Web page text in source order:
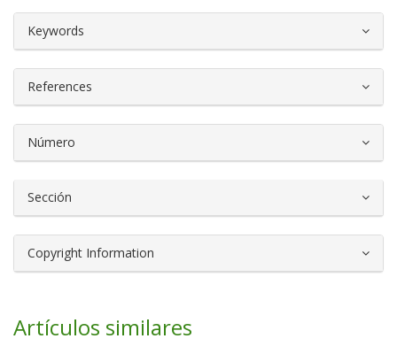
Keywords
References
Número
Sección
Copyright Information
Artículos similares